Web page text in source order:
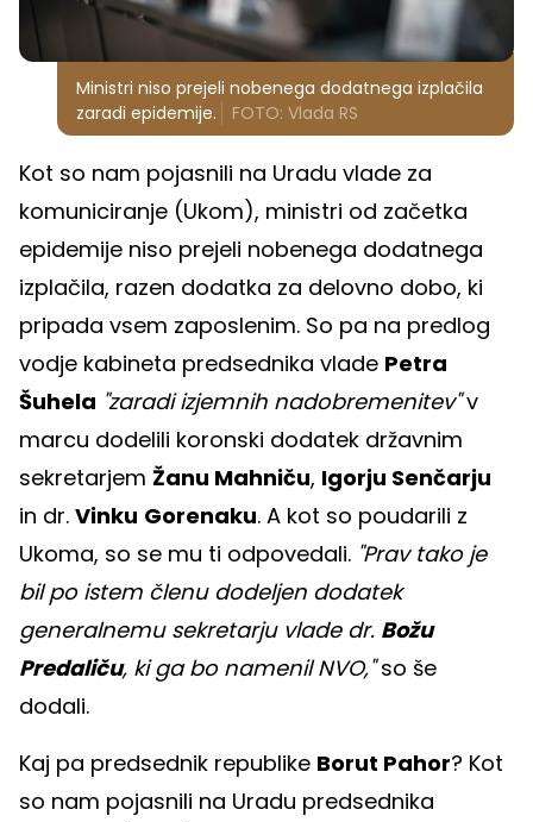
Ministri niso prejeli nobenega dodatnega izplačila
zaradi epidemije.
FOTO: Vlada RS
Kot so nam pojasnili na Uradu vlade za
komuniciranje (Ukom), ministri od začetka
epidemije niso prejeli nobenega dodatnega
izplačila, razen dodatka za delovno dobo, ki
pripada vsem zaposlenim. So pa na predlog
vodje kabineta predsednika vlade Petra
Šuhela "zaradi izjemnih nadobremenitev"v
marcu dodelili koronski dodatek državnim
sekretarjem Žanu Mahniču, Igorju Senčarju
in dr. Vinku Gorenaku. A kot so poudarili z
Ukoma, so se mu ti odpovedali. "Prav tako je
bil po istem členu dodeljen dodatek
generalnemu sekretarju vlade dr. Božu
Predaliču, ki ga bo namenil NVO,"so še
dodali.
Kaj pa predsednik republike Borut Pahor? Kot
so nam pojasnili na Uradu predsednika